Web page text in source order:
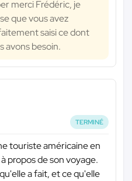
merci Frédéric, je
que vous avez
saisi ce dont
avons besoin.
TERMINÉ
touriste américaine en
propos de son voyage.
a fait, et ce qu'elle